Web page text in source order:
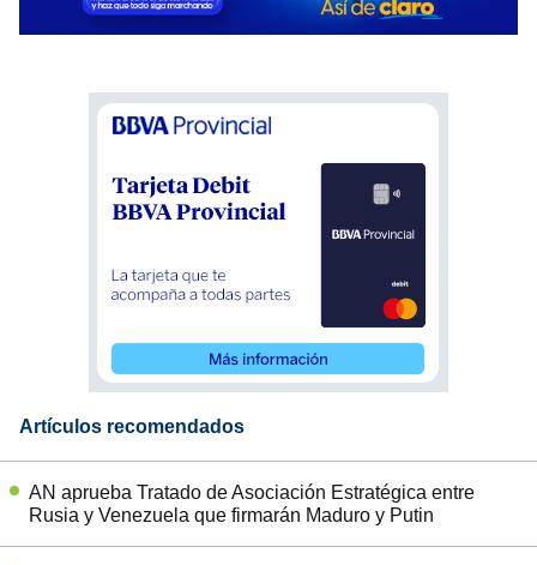
Artículos recomendados
AN aprueba Tratado de Asociación Estratégica entre
Rusia y Venezuela que firmarán Maduro y Putin